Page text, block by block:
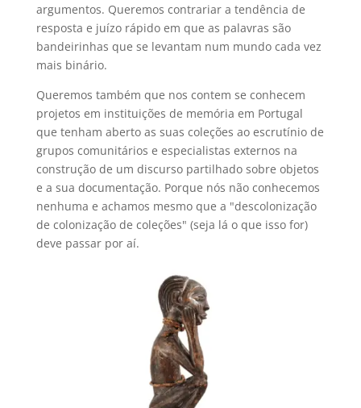
argumentos. Queremos contrariar a tendência de
resposta e juízo rápido em que as palavras são
bandeirinhas que se levantam num mundo cada vez
mais binário.
Queremos também que nos contem se conhecem
projetos em instituições de memória em Portugal
que tenham aberto as suas coleções ao escrutínio de
grupos comunitários e especialistas externos na
construção de um discurso partilhado sobre objetos
e a sua documentação. Porque nós não conhecemos
nenhuma e achamos mesmo que a "descolonização
de colonização de coleções" (seja lá o que isso for)
deve passar por aí.